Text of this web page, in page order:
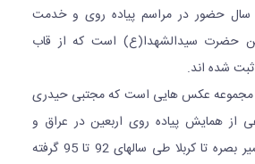
300 فریم عکس از 4 سال حضور در مراسم پیاده روی و خدمت
حضرت سیدالشهدا(ع) است که از قاب
شده اند.
مجموعه عکس هایی است که مجتبی حیدری
از همایش پیاده روی اربعین در عراق و
حرکت کاروان ها از مسیر بصره تا کربلا طی سالهای 92 تا 95 گرفته